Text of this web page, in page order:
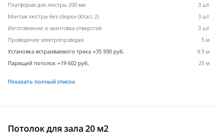
Платформа для люстры 200 мм
3 шт
Монтаж люстры без сборки (Класс 2)
3 шт
Изготовление и окантовка отверстия
3 шт
Проведение электропроводки
5 м
Установка встраиваемого трека +35 930 руб.
9.5 м
Парящий потолок +19 602 руб.
25 м
Показать полный список
Потолок для зала 20 м2